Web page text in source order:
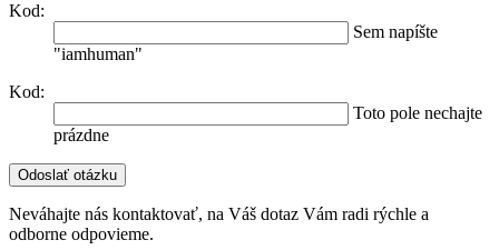
Kod:
Sem napíšte
"iamhuman"
Kod:
Toto pole nechajte
prázdne
Neváhajte nás kontaktovať, na Váš dotaz Vám radi rýchle a
odborne odpovieme.